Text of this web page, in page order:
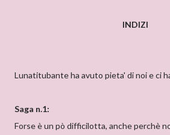
INDIZI
Lunatitubante ha avuto pieta' di noi e ci
Saga n.1:
Forse è un pò difficilotta, anche perchè